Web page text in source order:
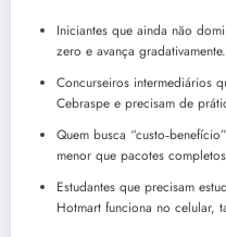
Iniciantes que ainda não
zero e avança gradativamente.
Concurseiros intermediários
Cebraspe e precisam de
Quem busca
menor que pacotes
Estudantes que precisam
Hotmart funciona no celular,